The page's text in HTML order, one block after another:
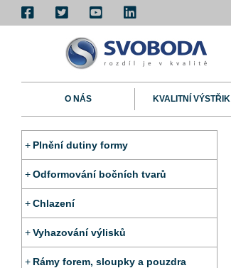
O NÁS KVALITNÍ VÝSTŘIK
Plnění dutiny formy
Odformování bočních tvarů
Chlazení
Vyhazování výlisků
Rámy forem, sloupky a pouzdra